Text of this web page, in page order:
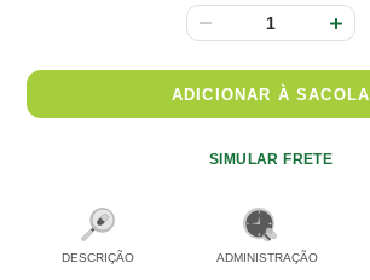
ADICIONAR À SACOLA
SIMULAR FRETE
DESCRIÇÃO ADMINISTRAÇÃO